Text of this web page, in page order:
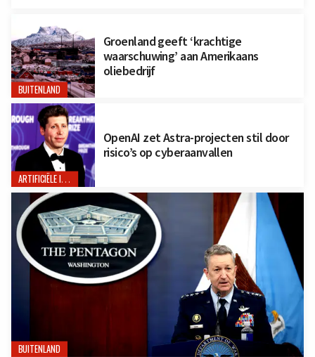
BUITENLAND
Groenland geeft ‘krachtige
waarschuwing’ aan Amerikaans
oliebedrijf
ARTIFICIËLE INTELLIGENTIE
OpenAI zet Astra-projecten stil door
risico’s op cyberaanvallen
BUITENLAND